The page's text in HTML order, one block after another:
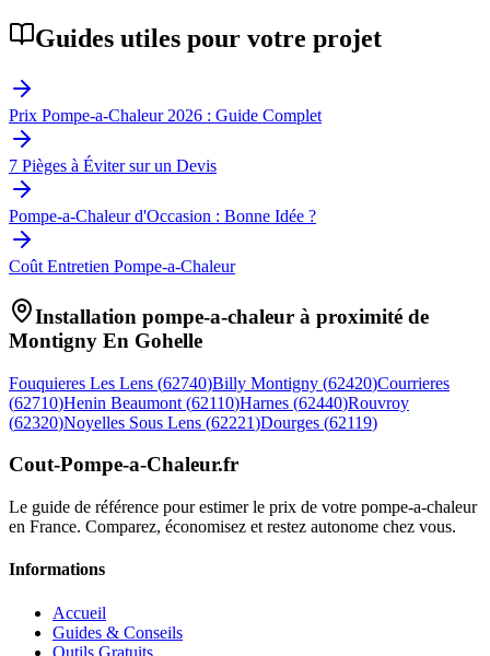
Guides utiles pour votre projet
Prix Pompe-a-Chaleur 2026 : Guide Complet
7 Pièges à Éviter sur un Devis
Pompe-a-Chaleur d'Occasion : Bonne Idée ?
Coût Entretien Pompe-a-Chaleur
Installation pompe-a-chaleur à proximité de
Montigny En Gohelle
Fouquieres Les Lens (62740)Billy Montigny (62420)Courrieres
(62710)Henin Beaumont (62110)Harnes (62440)Rouvroy
(62320)Noyelles Sous Lens (62221)Dourges (62119)
Cout-Pompe-a-Chaleur.fr
Le guide de référence pour estimer le prix de votre pompe-a-chaleur
en France. Comparez, économisez et restez autonome chez vous.
Informations
Accueil
Guides & Conseils
Outils Gratuits